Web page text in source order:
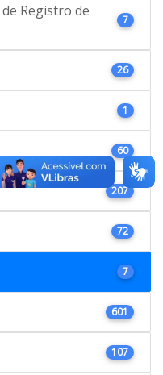
Registro de
7
26
1
60
207
72
7
601
107